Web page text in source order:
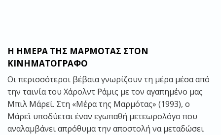
H ΗΜΕΡΑ ΤΗΣ ΜΑΡΜΟΤΑΣ ΣΤΟΝ
ΚΙΝΗΜΑΤΟΓΡΑΦΟ
Οι περισσότεροι βέβαια γνωρίζουν τη μέρα μέσα από
την ταινία του Χάρολντ Ράμις με τον αγαπημένο μας
Μπιλ Μάρεϊ. Στη «Μέρα της Μαρμότας» (1993), ο
Μάρεϊ υποδύεται έναν εγωπαθή μετεωρολόγο που
αναλαμβάνει απρόθυμα την αποστολή να μεταδώσει